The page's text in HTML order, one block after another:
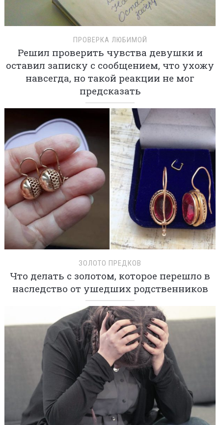
ПРОВЕРКА ЛЮБИМОЙ
Решил проверить чувства девушки и
оставил записку с сообщением, что ухожу
навсегда, но такой реакции не мог
предсказать
ЗОЛОТО ПРЕДКОВ
Что делать с золотом, которое перешло в
наследство от ушедших родственников